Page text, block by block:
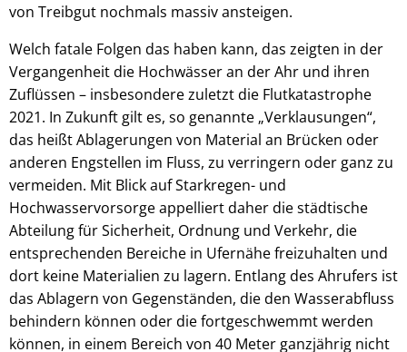
von Treibgut nochmals massiv ansteigen.
Welch fatale Folgen das haben kann, das zeigten in der
Vergangenheit die Hochwässer an der Ahr und ihren
Zuflüssen – insbesondere zuletzt die Flutkatastrophe
2021. In Zukunft gilt es, so genannte „Verklausungen“,
das heißt Ablagerungen von Material an Brücken oder
anderen Engstellen im Fluss, zu verringern oder ganz zu
vermeiden. Mit Blick auf Starkregen- und
Hochwasservorsorge appelliert daher die städtische
Abteilung für Sicherheit, Ordnung und Verkehr, die
entsprechenden Bereiche in Ufernähe freizuhalten und
dort keine Materialien zu lagern. Entlang des Ahrufers ist
das Ablagern von Gegenständen, die den Wasserabfluss
behindern können oder die fortgeschwemmt werden
können, in einem Bereich von 40 Meter ganzjährig nicht